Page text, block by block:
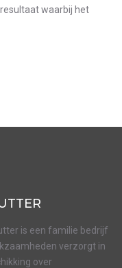
waarbij het
is een familie bedrijf
verzorgt in
over